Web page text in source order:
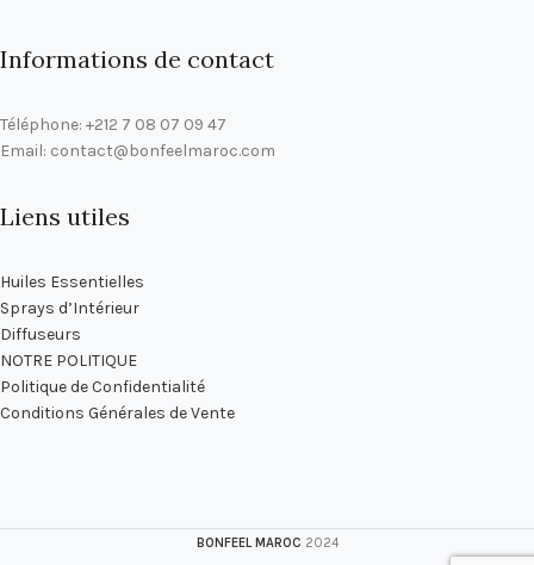
Informations de contact
Téléphone: +212 7 08 07 09 47
Email: contact@bonfeelmaroc.com
Liens utiles
Huiles Essentielles
Sprays d’Intérieur
Diffuseurs
NOTRE POLITIQUE
Politique de Confidentialité
Conditions Générales de Vente
BONFEEL MAROC 2024